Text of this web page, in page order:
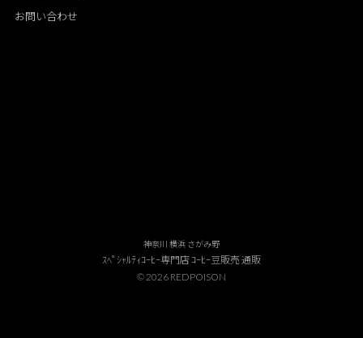
お問い合わせ
神奈川 横浜 さがみ野
ｽﾍﾟｼｬﾙﾃｨｺｰﾋｰ専門店 ｺｰﾋｰ豆販売 通販
© 2026 REDPOISON